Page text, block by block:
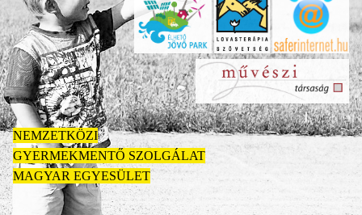
NEMZETKÖZI
GYERMEKMENTŐ SZOLGÁLAT
MAGYAR EGYESÜLET